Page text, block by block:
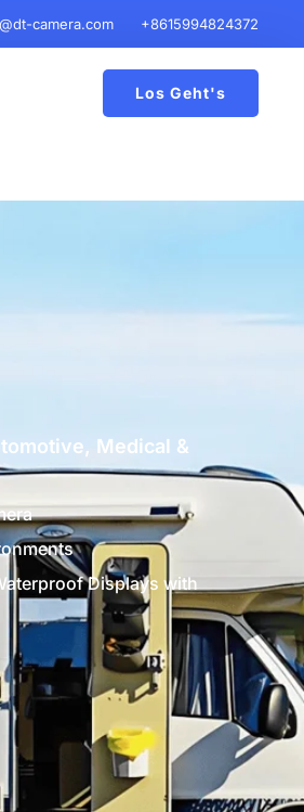
camera.com +8615994824372
Los Geht's
Medical &
Displays with